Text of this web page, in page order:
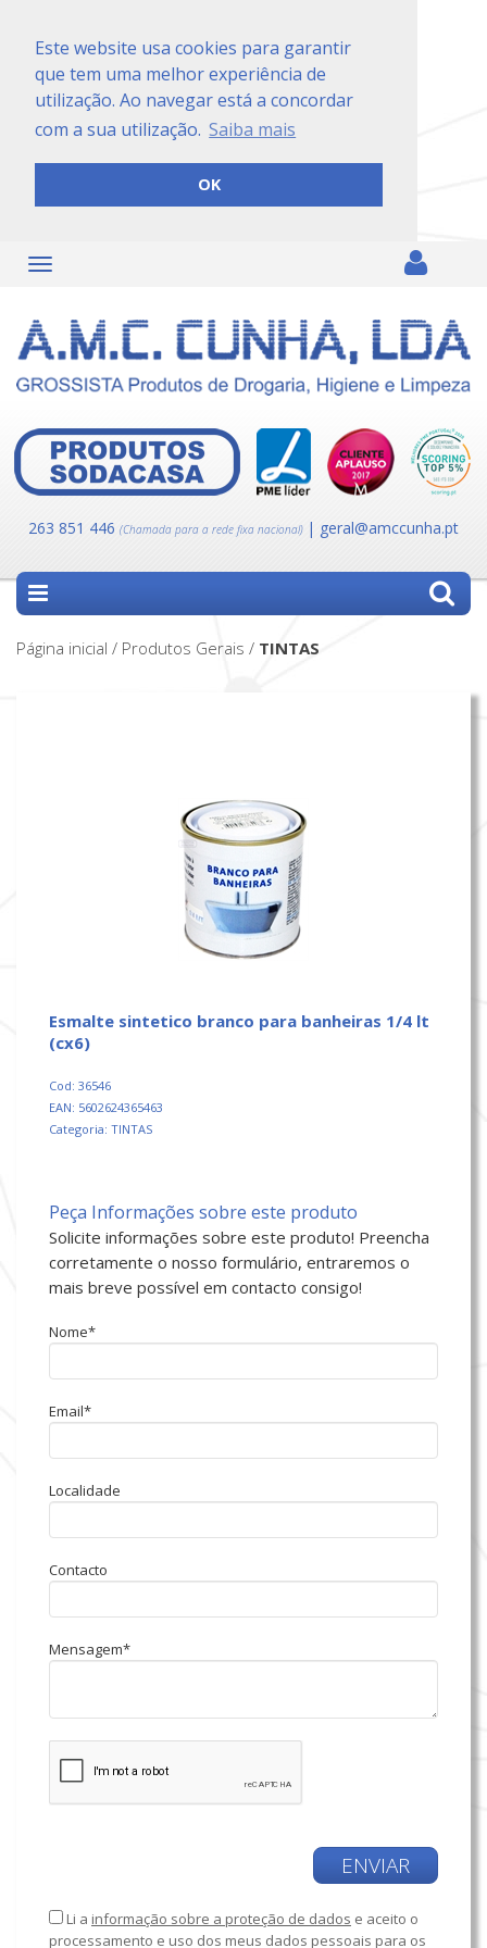
Este website usa cookies para garantir
que tem uma melhor experiência de
utilização. Ao navegar está a concordar
com a sua utilização. Saiba mais
OK
263 851 446 (Chamada para a rede fixa nacional) | geral@amccunha.pt
Página inicial / Produtos Gerais / TINTAS
esmalte sintetico branco para banheiras 1/4 lt
(cx6)
Cod: 36546
EAN: 5602624365463
Categoria: TINTAS
Peça Informações sobre este produto
Solicite informações sobre este produto! Preencha
corretamente o nosso formulário, entraremos o
mais breve possível em contacto consigo!
Nome*
Email*
Localidade
Contacto
Mensagem*
ENVIAR
Li a informação sobre a proteção de dados e aceito o
processamento e uso dos meus dados pessoais para os